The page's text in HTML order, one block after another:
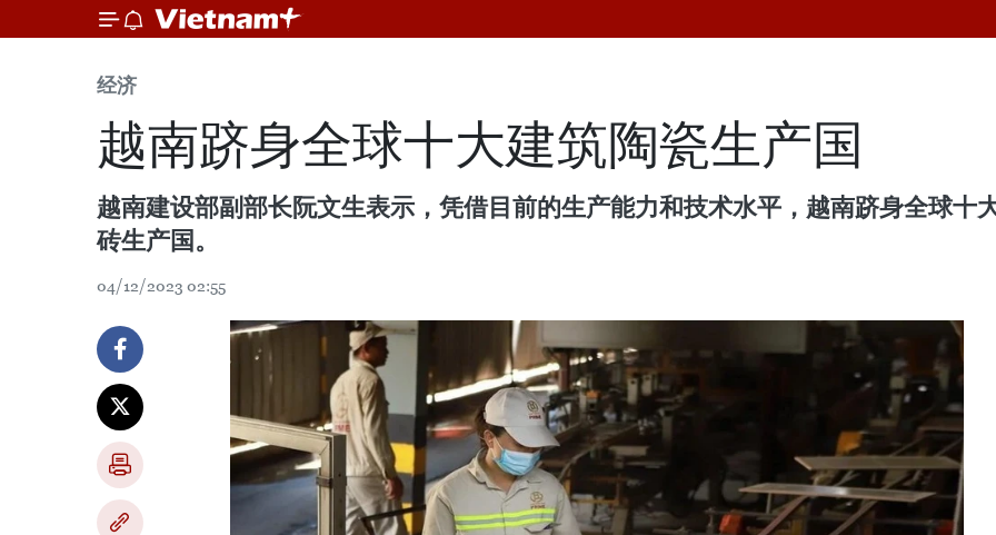
经济
越南跻身全球十大建筑陶瓷生产国
越南建设部副部长阮文生表示，凭借目前的生产能力和技术水平，越南跻身全球十
砖生产国。
04/12/2023 02:55